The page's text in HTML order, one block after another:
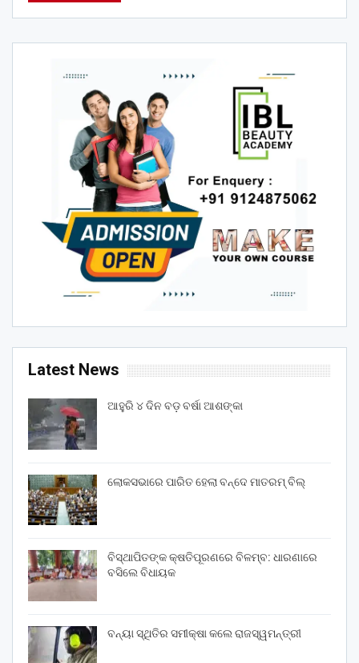
Latest News
ଆହୁରି ୪ ଦିନ ବଡ଼ ବର୍ଷା ଆଶଙ୍କା
ଲୋକସଭାରେ ପାରିତ ହେଲା ବନ୍ଦେ ମାତରମ୍‌ ବିଲ୍‌
ବିସ୍ଥାପିତଙ୍କ କ୍ଷତିପୂରଣରେ ବିଳମ୍ବ: ଧାରଣାରେ
ବସିଲେ ବିଧାୟକ
ବନ୍ୟା ସ୍ଥିତିର ସମୀକ୍ଷା କଲେ ରାଜସ୍ୱମନ୍ତ୍ରୀ